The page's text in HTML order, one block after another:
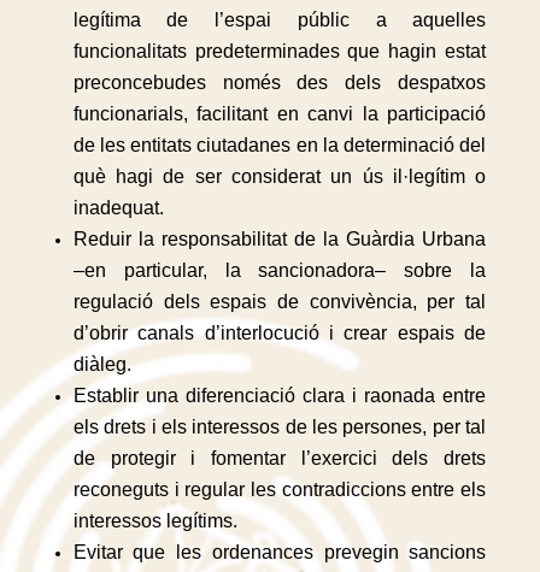
legítima de l’espai públic a aquelles
funcionalitats predeterminades que hagin estat
preconcebudes només des dels despatxos
funcionarials, facilitant en canvi la participació
de les entitats ciutadanes en la determinació del
què hagi de ser considerat un ús il·legítim o
inadequat.
Reduir la responsabilitat de la Guàrdia Urbana
–en particular, la sancionadora– sobre la
regulació dels espais de convivència, per tal
d’obrir canals d’interlocució i crear espais de
diàleg.
Establir una diferenciació clara i raonada entre
els drets i els interessos de les persones, per tal
de protegir i fomentar l’exercici dels drets
reconeguts i regular les contradiccions entre els
interessos legítims.
Evitar que les ordenances prevegin sancions